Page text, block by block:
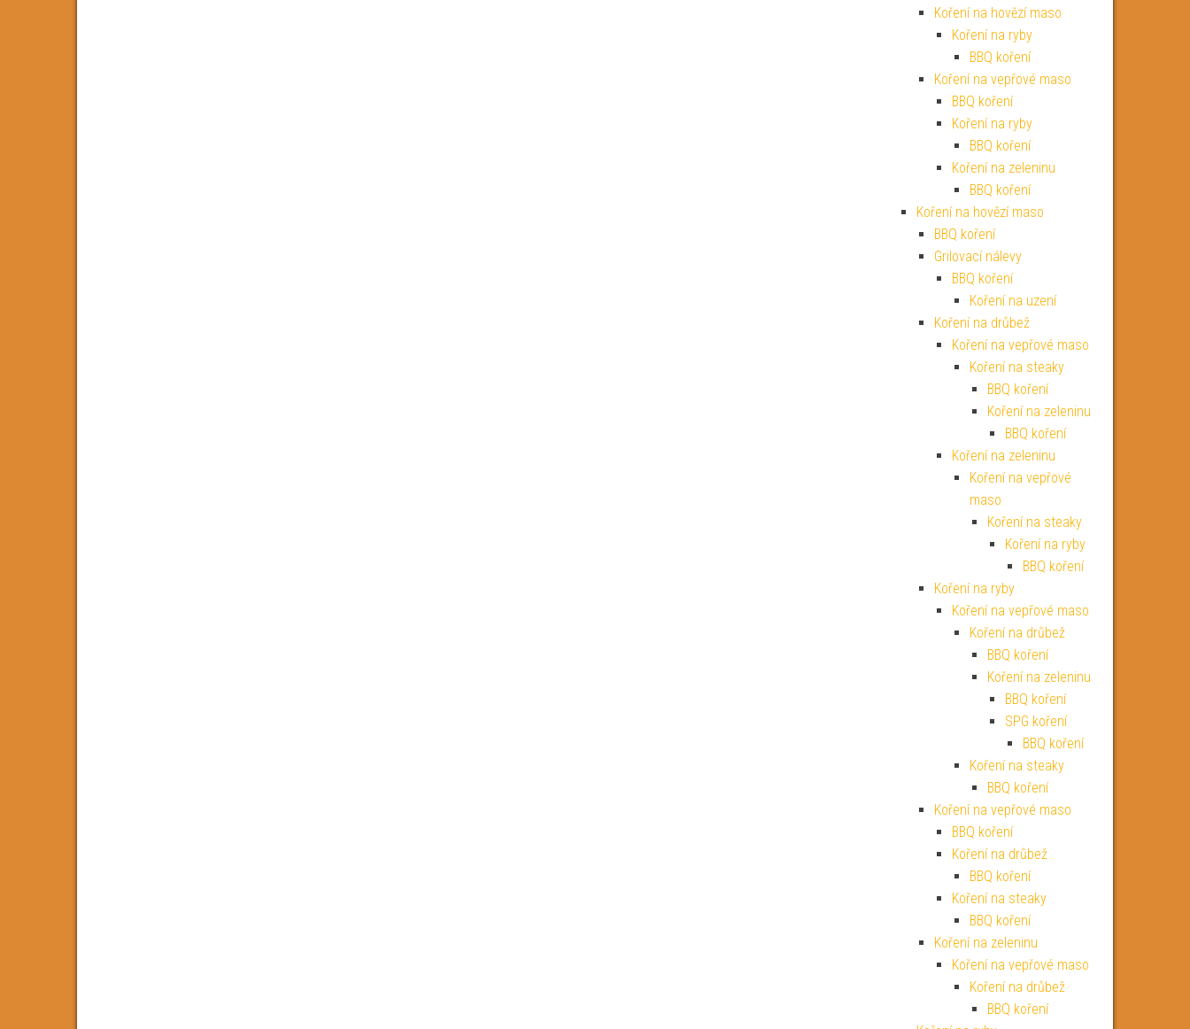
Koření na hovězí maso
Koření na ryby
BBQ koření
Koření na vepřové maso
BBQ koření
Koření na ryby
BBQ koření
Koření na zeleninu
BBQ koření
Koření na hovězí maso
BBQ koření
Grilovací nálevy
BBQ koření
Koření na uzení
Koření na drůbež
Koření na vepřové maso
Koření na steaky
BBQ koření
Koření na zeleninu
BBQ koření
Koření na zeleninu
Koření na vepřové
maso
Koření na steaky
Koření na ryby
BBQ koření
Koření na ryby
Koření na vepřové maso
Koření na drůbež
BBQ koření
Koření na zeleninu
BBQ koření
SPG koření
BBQ koření
Koření na steaky
BBQ koření
Koření na vepřové maso
BBQ koření
Koření na drůbež
BBQ koření
Koření na steaky
BBQ koření
Koření na zeleninu
Koření na vepřové maso
Koření na drůbež
BBQ koření